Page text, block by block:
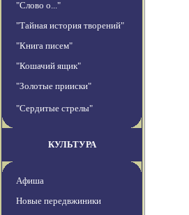
"Слово о..."
"Тайная история творений"
"Книга писем"
"Кошачий ящик"
"Золотые прииски"
"Сердитые стрелы"
КУЛЬТУРА
Афиша
Новые передвжиники